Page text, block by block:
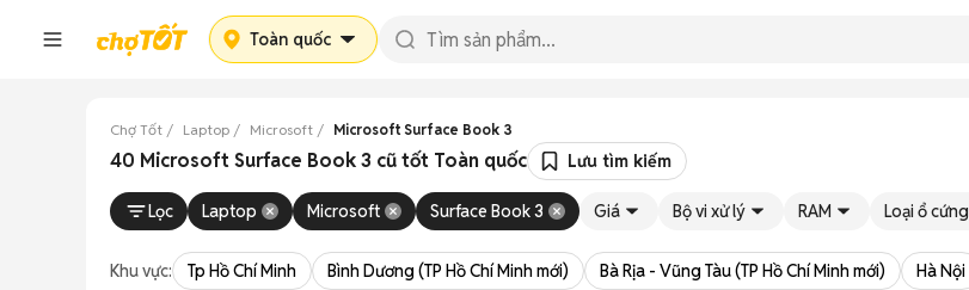
Toàn quốc
Chợ Tốt Laptop Microsoft Microsoft Surface Book 3
40 Microsoft Surface Book 3 cũ tốt Toàn quốc Lưu tìm kiếm
Lọc Laptop Microsoft Surface Book 3 Giá Bộ vi xử lý RAM Loại ổ cứng
Khu vực: Tp Hồ Chí Minh Bình Dương (TP Hồ Chí Minh mới) Bà Rịa - Vũng Tàu (TP Hồ Chí Minh mới) Hà Nội